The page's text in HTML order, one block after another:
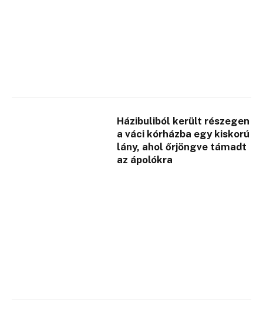
Házibuliból került részegen
a váci kórházba egy kiskorú
lány, ahol őrjöngve támadt
az ápolókra